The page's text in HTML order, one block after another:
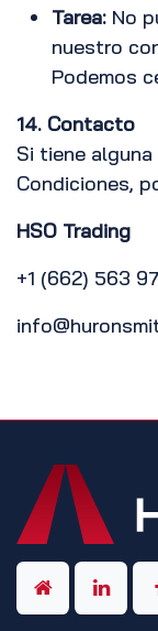
Tarea: No
nuestro
Podemos
14. Contacto
Si tiene
Condiciones,
HSO Trading
+1 (662) 563